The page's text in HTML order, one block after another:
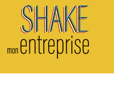
contenu